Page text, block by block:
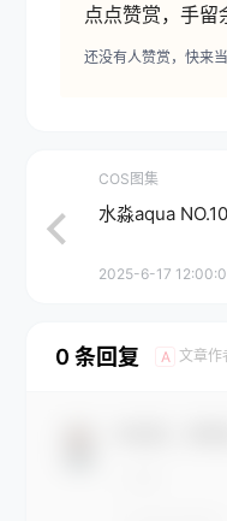
点点赞赏，手留
还没有人赞赏，快来
COS图集
水淼aqua
2025-6-17
0 条回复 A 文章作